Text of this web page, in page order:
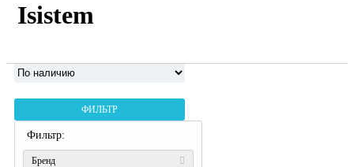
Isistem
ФИЛЬТР
Фильтр:
Бренд